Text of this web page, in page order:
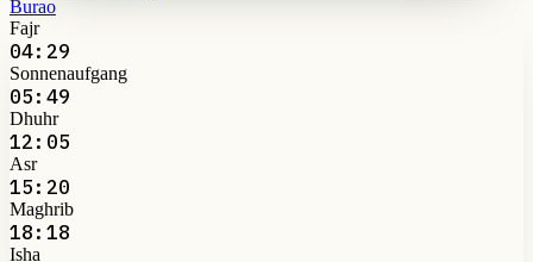
Burao
Fajr
04:29
Sonnenaufgang
05:49
Dhuhr
12:05
Asr
15:20
Maghrib
18:18
Isha